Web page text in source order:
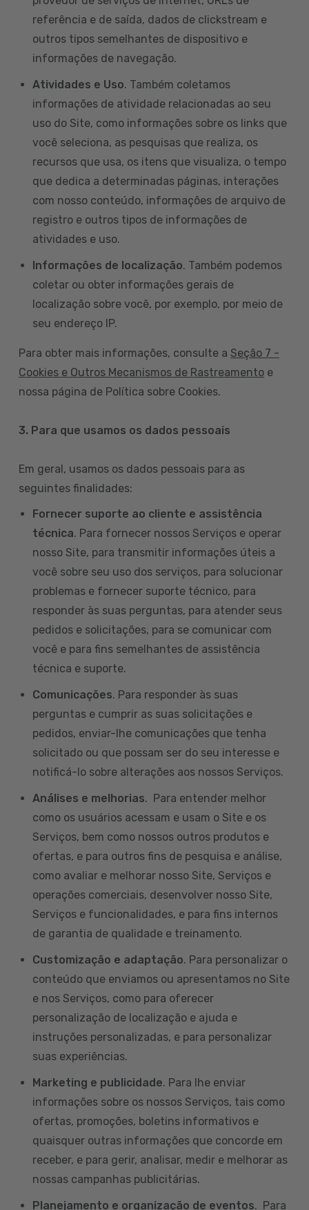
referência e de saída, dados de clickstream e
outros tipos semelhantes de dispositivo e
informações de navegação.
Atividades e Uso. Também coletamos
informações de atividade relacionadas ao seu
uso do Site, como informações sobre os links que
você seleciona, as pesquisas que realiza, os
recursos que usa, os itens que visualiza, o tempo
que dedica a determinadas páginas, interações
com nosso conteúdo, informações de arquivo de
registro e outros tipos de informações de
atividades e uso.
Informações de localização. Também podemos
coletar ou obter informações gerais de
localização sobre você, por exemplo, por meio de
seu endereço IP.
Para obter mais informações, consulte a Seção 7 -
Cookies e Outros Mecanismos de Rastreamento e
nossa página de Política sobre Cookies.
3. Para que usamos os dados pessoais
Em geral, usamos os dados pessoais para as
seguintes finalidades:
Fornecer suporte ao cliente e assistência
técnica. Para fornecer nossos Serviços e operar
nosso Site, para transmitir informações úteis a
você sobre seu uso dos serviços, para solucionar
problemas e fornecer suporte técnico, para
responder às suas perguntas, para atender seus
pedidos e solicitações, para se comunicar com
você e para fins semelhantes de assistência
técnica e suporte.
Comunicações. Para responder às suas
perguntas e cumprir as suas solicitações e
pedidos, enviar-lhe comunicações que tenha
solicitado ou que possam ser do seu interesse e
notificá-lo sobre alterações aos nossos Serviços.
Análises e melhorias. Para entender melhor
como os usuários acessam e usam o Site e os
Serviços, bem como nossos outros produtos e
ofertas, e para outros fins de pesquisa e análise,
como avaliar e melhorar nosso Site, Serviços e
operações comerciais, desenvolver nosso Site,
Serviços e funcionalidades, e para fins internos
de garantia de qualidade e treinamento.
Customização e adaptação. Para personalizar o
conteúdo que enviamos ou apresentamos no Site
e nos Serviços, como para oferecer
personalização de localização e ajuda e
instruções personalizadas, e para personalizar
suas experiências.
Marketing e publicidade. Para lhe enviar
informações sobre os nossos Serviços, tais como
ofertas, promoções, boletins informativos e
quaisquer outras informações que concorde em
receber, e para gerir, analisar, medir e melhorar as
nossas campanhas publicitárias.
Planejamento e organização de eventos. Para